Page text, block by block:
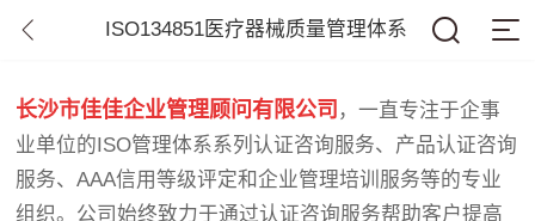
ISO134851医疗器械质量管理体系
长沙市佳佳企业管理顾问有限公司 ，一直专注于企事
业单位的ISO管理体系系列认证咨询服务、产品认证咨询
服务、AAA信用等级评定和企业管理培训服务等的专业
组织。公司始终致力于通过认证咨询服务帮助客户提高